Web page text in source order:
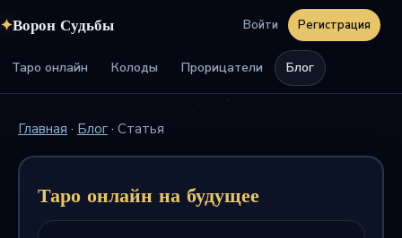
✦Ворон Судьбы
Таро онлайн Колоды Прорицатели Блог
Войти Регистрация
Главная · Блог · Статья
Таро онлайн на будущее